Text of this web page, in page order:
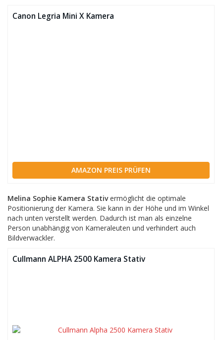
Canon Legria Mini X Kamera
AMAZON PREIS PRÜFEN
Melina Sophie Kamera Stativermöglicht die optimale
Positionierung der Kamera. Sie kann in der Höhe und im Winkel
nach unten verstellt werden. Dadurch ist man als einzelne
Person unabhängig von Kameraleuten und verhindert auch
Bildverwackler.
Cullmann ALPHA 2500 Kamera Stativ